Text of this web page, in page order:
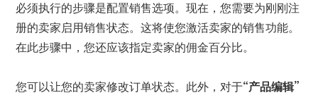
必须执行的步骤是配置销售选项。现在，您需要为刚刚注
册的卖家启用销售状态。这将使您激活卖家的销售功能。
在此步骤中，您还应该指定卖家的佣金百分比。
您可以让您的卖家修改订单状态。此外，对于“产品编辑”